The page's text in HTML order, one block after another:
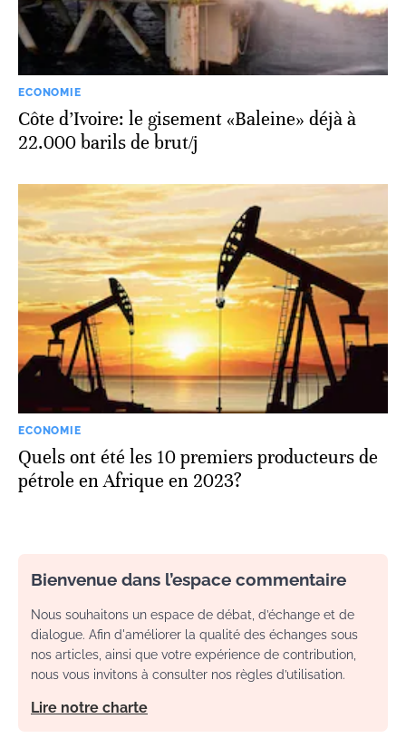
ECONOMIE
Côte d’Ivoire: le gisement «Baleine» déjà à
22.000 barils de brut/j
ECONOMIE
Quels ont été les 10 premiers producteurs de
pétrole en Afrique en 2023?
Bienvenue dans l’espace commentaire
Nous souhaitons un espace de débat, d’échange et de
dialogue. Afin d'améliorer la qualité des échanges sous
nos articles, ainsi que votre expérience de contribution,
nous vous invitons à consulter nos règles d’utilisation.
Lire notre charte